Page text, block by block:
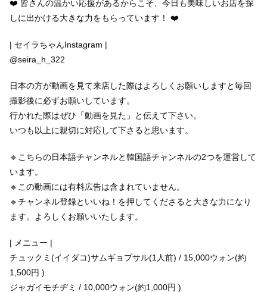
❤️ 皆さんの温かい応援があるからこそ、今日も美味しいお店を探
しに出かける大きな力をもらっています！ ❤️
| セイラちゃんInstagram |
@seira_h_322
日本の方が動画を見て来店した際はよろしくお願いしますと毎回
撮影後に必ずお願いしています。
行かれた際はぜひ「動画を見た」と伝えて下さい。
いつも以上に親切に対応して下さると思います。
🔹こちらの日本語チャンネルと韓国語チャンネルの2つを運営して
います。
🔹この動画には有料広告は含まれていません。
🔹チャンネル登録といいね！を押してくださると大きな力になり
ます。よろしくお願いいたします。
| メニュー |
チュックミ(イイダコ)サムギョプサル(1人前) / 15,000ウォン(約
1,500円 )
ジャガイモチヂミ / 10,000ウォン(約1,000円 )